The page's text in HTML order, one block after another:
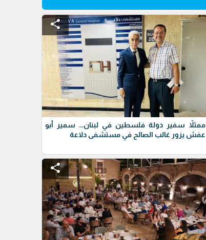
share
ممثلاً سفير دولة فلسطين في لبنان… سمير أبو
عفش يزور غالب الصالح في مستشفى دلاعة
share